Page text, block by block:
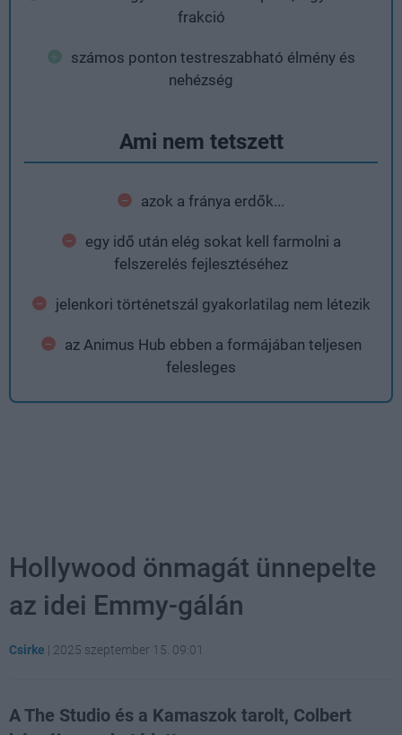
frakció
számos ponton testreszabható élmény és
nehézség
Ami nem tetszett
azok a fránya erdők...
egy idő után elég sokat kell farmolni a
felszerelés fejlesztéséhez
jelenkori történetszál gyakorlatilag nem létezik
az Animus Hub ebben a formájában teljesen
felesleges
Hollywood önmagát ünnepelte
az idei Emmy-gálán
Csirke | 2025 szeptember 15. 09:01
A The Studio és a Kamaszok tarolt, Colbert